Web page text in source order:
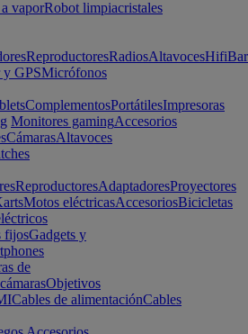
vaporRobot limpiacristales
ReproductoresRadiosAltavocesHifi
GPSMicrófonos
ComplementosPortátilesImpresoras
Monitores gamingAccesorios
CámarasAltavoces
ReproductoresAdaptadoresProyectores
Motos eléctricasAccesoriosBicicletas
fijosGadgets y
de
Objetivos
Cables de alimentaciónCables